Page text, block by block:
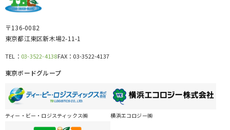
〒136-0082
東京都江東区新木場2-11-1
TEL： 03-3522-4138FAX： 03-3522-4137
東京ボードグループ
ティー・ビー・ロジスティックス㈱ 横浜エコロジー㈱